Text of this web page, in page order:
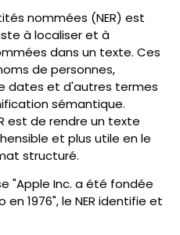
nommées (NER) est
à localiser et à
dans un texte. Ces
de personnes,
dates et d'autres termes
sémantique.
est de rendre un texte
et plus utile en le
structuré.
"Apple Inc. a été fondée
1976", le NER identifie et